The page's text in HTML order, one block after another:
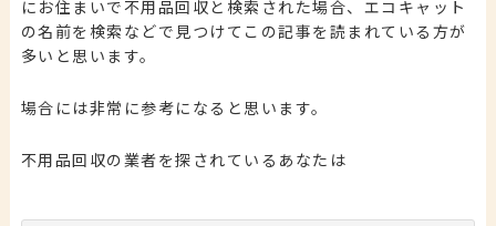
にお住まいで不用品回収と検索された場合、 エコキャット
の名前を検索などで見つけてこの記事を読まれている方が
多いと思います。
場合には非常に参考になると思います。
不用品回収の業者を探されているあなたは